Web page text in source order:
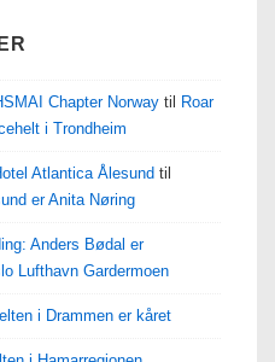
Chapter Norway til
Roar
i Trondheim
Atlantica Ålesund til
er Anita Nøring
Anders Bødal er
Lufthavn Gardermoen
i Drammen er kåret